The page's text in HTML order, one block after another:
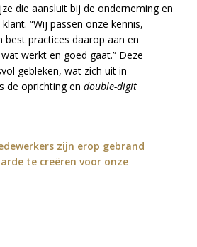
die aansluit bij de onderneming en
“Wij passen onze kennis,
best practices daarop aan en
werkt en goed gaat.” Deze
gebleken, wat zich uit in
de oprichting endouble-digit
zijn erop gebrand
te creëren voor onze